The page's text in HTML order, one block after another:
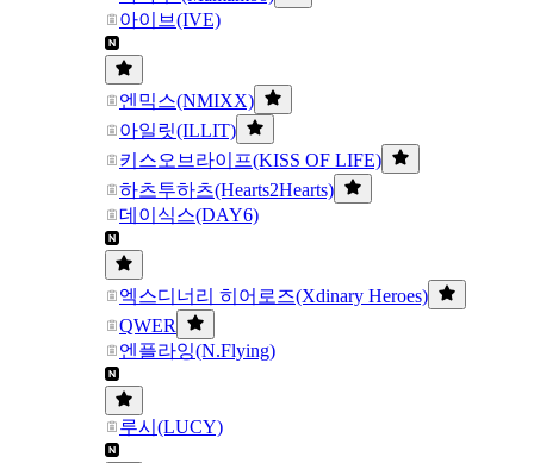
아이브(IVE)
엔믹스(NMIXX)
아일릿(ILLIT)
키스오브라이프(KISS OF LIFE)
하츠투하츠(Hearts2Hearts)
데이식스(DAY6)
엑스디너리 히어로즈(Xdinary Heroes)
QWER
엔플라잉(N.Flying)
루시(LUCY)